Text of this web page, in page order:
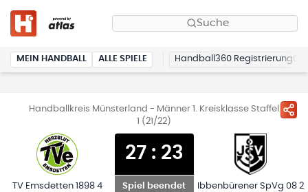
Suche
MEIN HANDBALL ALLE SPIELE Handball360 Registrierung
Handballkreis Münsterland - Männer 1. Kreisklasse Staffel
1 (21/22)
TV Emsdetten 1898 4
27: 23
Spiel beendet Ibbenbürener SpVg 08 2